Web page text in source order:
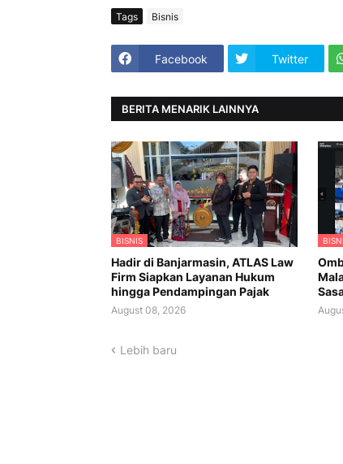
Tags Bisnis
Facebook Twitter
BERITA MENARIK LAINNYA
BISNIS
Hadir di Banjarmasin, ATLAS Law
Firm Siapkan Layanan Hukum
hingga Pendampingan Pajak
August 08, 2026
Lebih baru